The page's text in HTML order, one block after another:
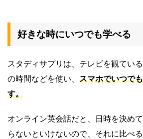
好きな時にいつでも学べる
スタディサプリは、テレビを観てい
の時間などを使い、 スマホでいつで
す。
オンライン英会話だと、日時を決め
らないといけないので、それに比べ